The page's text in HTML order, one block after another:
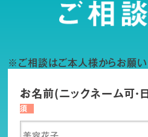
※ご相談はご本人様からお願い
お名前(ニックネーム可・
須